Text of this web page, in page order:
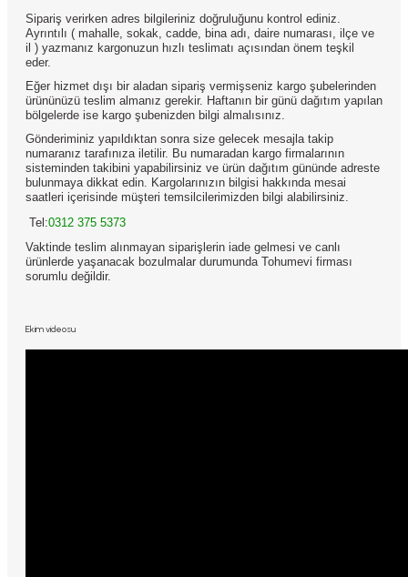
Sipariş verirken adres bilgileriniz doğruluğunu kontrol ediniz.
Ayrıntılı ( mahalle, sokak, cadde, bina adı, daire numarası, ilçe ve
il ) yazmanız kargonuzun hızlı teslimatı açısından önem teşkil
eder.
Eğer hizmet dışı bir aladan sipariş vermişseniz kargo şubelerinden
ürününüzü teslim almanız gerekir. Haftanın bir günü dağıtım yapılan
bölgelerde ise kargo şubenizden bilgi almalısınız.
Gönderiminiz yapıldıktan sonra size gelecek mesajla takip
numaranız tarafınıza iletilir. Bu numaradan kargo firmalarının
sisteminden takibini yapabilirsiniz ve ürün dağıtım gününde adreste
bulunmaya dikkat edin. Kargolarınızın bilgisi hakkında mesai
saatleri içerisinde müşteri temsilcilerimizden bilgi alabilirsiniz.
Tel:0312 375 5373
Vaktinde teslim alınmayan siparişlerin iade gelmesi ve canlı
ürünlerde yaşanacak bozulmalar durumunda Tohumevi firması
sorumlu değildir.
Ekim videosu